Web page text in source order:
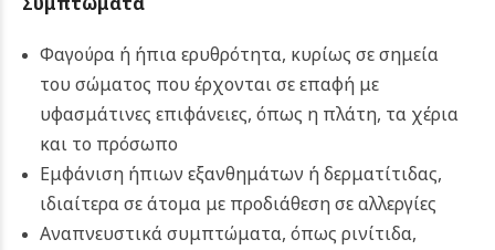
Φαγούρα ή ήπια ερυθρότητα, κυρίως σε σημεία
του σώματος που έρχονται σε επαφή με
υφασμάτινες επιφάνειες, όπως η πλάτη, τα χέρια
και το πρόσωπο
Εμφάνιση ήπιων εξανθημάτων ή δερματίτιδας,
ιδιαίτερα σε άτομα με προδιάθεση σε αλλεργίες
Αναπνευστικά συμπτώματα, όπως ρινίτιδα,